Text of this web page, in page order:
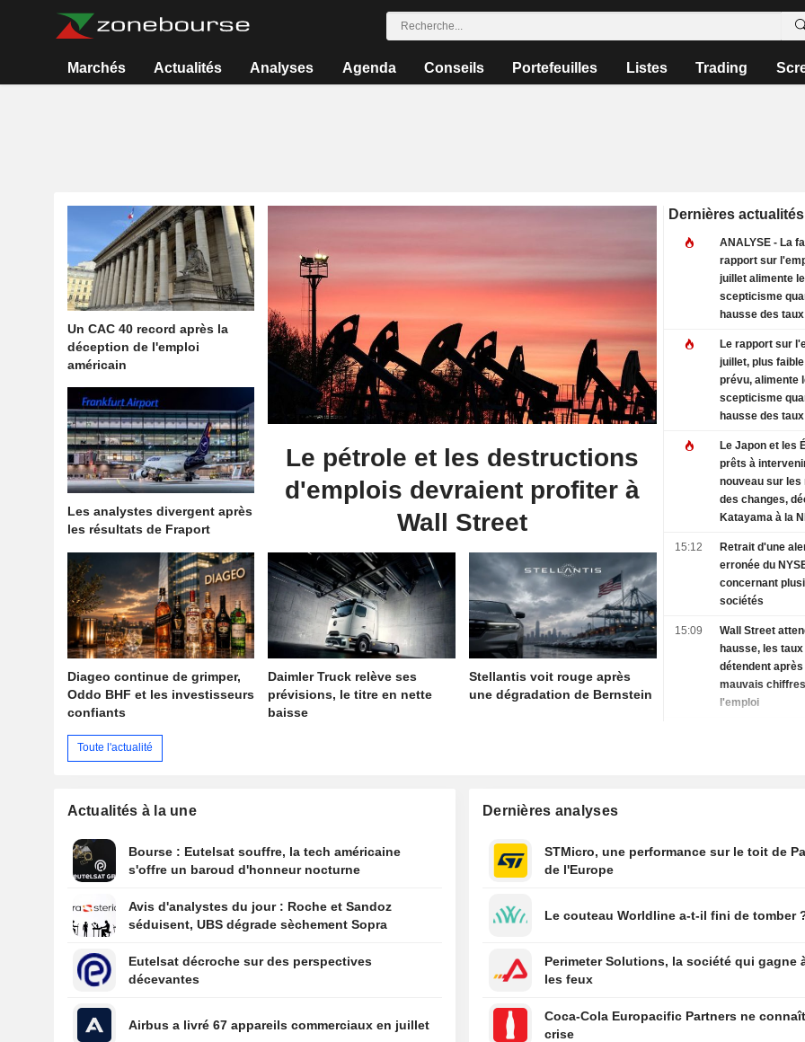
Marchés Actualités Analyses Agenda Conseils Portefeuilles Listes Trading
Un CAC 40 record après la
déception de l'emploi
américain
Les analystes divergent après
les résultats de Fraport
Le pétrole et les destructions
d'emplois devraient profiter à
Wall Street
Diageo continue de grimper,
Oddo BHF et les investisseurs
confiants
Daimler Truck relève ses
prévisions, le titre en nette
baisse
Stellantis voit rouge après
une dégradation de Bernstein
Dernières actualités
ANALYSE - La
rapport sur
juillet alimente le
scepticisme
hausse des taux
Le rapport sur
juillet, plus
prévu, alimente
scepticisme
hausse des taux
Le Japon et les
prêts à
nouveau sur les
des changes,
Katayama à la
15:12
Retrait d'une
erronée du
concernant
sociétés
15:09
Wall Street
hausse, les
détendent après
mauvais
l'emploi
route de
chômage en
destructions
Toute l'actualité
Actualités à la une
Bourse : Eutelsat souffre, la tech américaine
s'offre un baroud d'honneur nocturne
Avis d'analystes du jour : Roche et Sandoz
séduisent, UBS dégrade sèchement Sopra
Eutelsat décroche sur des perspectives
décevantes
Airbus a livré 67 appareils commerciaux en juillet
Dernières analyses
STMicro, une performance sur le toit de
de l'Europe
Le couteau Worldline a-t-il fini de tomber
Perimeter Solutions, la société qui gagne
les feux
Coca-Cola Europacific Partners ne
crise